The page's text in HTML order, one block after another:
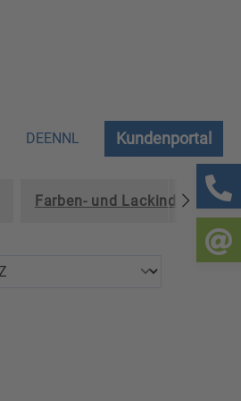
DEENNL Kundenportal
Farben- und Lackindustrie